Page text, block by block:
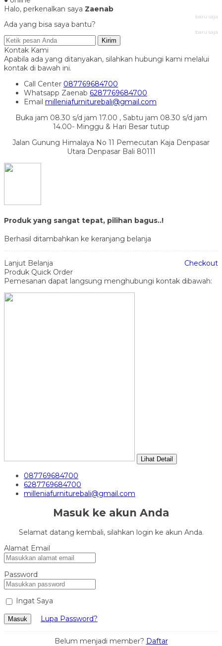
Halo, perkenalkan saya Zaenab
baru saja
Ada yang bisa saya bantu?
baru saja
Kirim
Kontak Kami
Apabila ada yang ditanyakan, silahkan hubungi kami melalui
kontak di bawah ini.
Call Center 087769684700
Whatsapp Zaenab 6287769684700
Email milleniafurniturebali@gmail.com
Buka jam 08.30 s/d jam 17.00 , Sabtu jam 08.30 s/d jam
14.00- Minggu & Hari Besar tutup
Jalan Gunung Himalaya No 11 Pemecutan Kaja Denpasar
Utara Denpasar Bali 80111
Produk yang sangat tepat, pilihan bagus..!
Berhasil ditambahkan ke keranjang belanja
Lanjut Belanja
Checkout
Produk Quick Order
Pemesanan dapat langsung menghubungi kontak dibawah:
Lihat Detail
087769684700
6287769684700
milleniafurniturebali@gmail.com
Masuk ke akun Anda
Selamat datang kembali, silahkan login ke akun Anda.
Alamat Email
Password
Ingat Saya
Masuk Lupa Password?
Belum menjadi member? Daftar